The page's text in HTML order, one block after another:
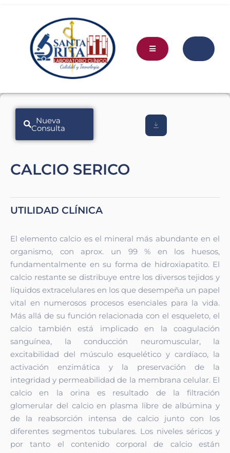
Nueva
Consulta
CALCIO SERICO
UTILIDAD CLÍNICA
El elemento calcio es el mineral más abundante en el
organismo, con aprox. un 99 % en los huesos,
fundamentalmente en su forma de hidroxiapatito. El
calcio restante se distribuye entre los diversos tejidos y
líquidos extracelulares en los que desempeña un papel
vital en numerosos procesos esenciales para la vida.
Más allá de su función relacionada con el esqueleto, el
calcio también está implicado en la coagulación
sanguínea, la conducción neuromuscular, la
excitabilidad del músculo esquelético y cardíaco, la
activación enzimática y la preservación de la
integridad y permeabilidad de la membrana celular. El
calcio en la orina es resultado de la filtración
glomerular del calcio en plasma libre de albúmina y
de la reabsorción intensa de calcio junto con los
diferentes segmentos tubulares. Los niveles séricos y
por tanto el contenido corporal de calcio están